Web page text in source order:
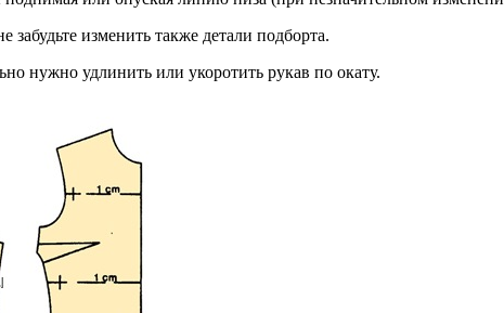
забудьте изменить также детали подборта.
нужно удлинить или укоротить рукав по окату.